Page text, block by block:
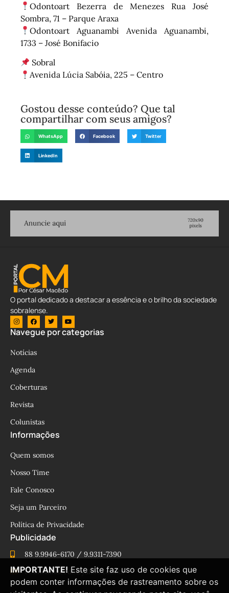
Odontoart Bezerra de Menezes Rua José
Sombra, 71 – Parque Araxa
Odontoart Aguanambi Avenida Aguanambi,
1733 – José Bonifacio
Sobral
Avenida Lúcia Sabóia, 225 – Centro
Gostou desse conteúdo? Que tal
compartilhar com seus amigos?
WhatsApp Facebook Twitter
LinkedIn
O portal dedicado a destacar a essência e o brilho da sociedade
sobralense.
Navegue por categorias
Notícias
Agenda
Coberturas
Revista
Colunistas
Informações
Quem somos
Nosso Time
Fale Conosco
Seja um Parceiro
Política de Privacidade
Publicidade
88 9.9946-6170 / 9.9311-7390
cesinhamacedo@yahoo.com.br
IMPORTANTE! Este site faz uso de cookies que
podem conter informações de rastreamento sobre os